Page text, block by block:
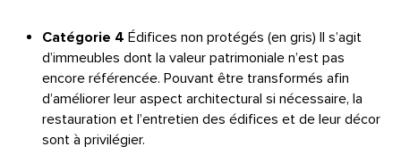
Catégorie 4 Édifices non protégés (en gris) Il s’agit
d’immeubles dont la valeur patrimoniale n’est pas
encore référencée. Pouvant être transformés afin
d’améliorer leur aspect architectural si nécessaire, la
restauration et l’entretien des édifices et de leur décor
sont à privilégier.